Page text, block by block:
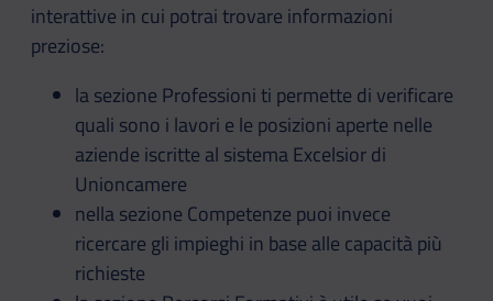
interattive in cui potrai trovare informazioni
preziose:
la sezione Professioni ti permette di verificare
quali sono i lavori e le posizioni aperte nelle
aziende iscritte al sistema Excelsior di
Unioncamere
nella sezione Competenze puoi invece
ricercare gli impieghi in base alle capacità più
richieste